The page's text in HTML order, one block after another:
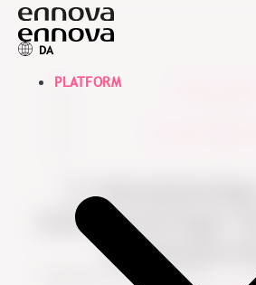
DA
PLATFORM
3
kulturændringer
Stephanie Semay Bäckström